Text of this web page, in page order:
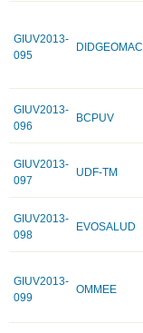
GIUV2013-
095
DIDGEOMAC
GIUV2013-
096
BCPUV
GIUV2013-
097
UDF-TM
GIUV2013-
098
EVOSALUD
GIUV2013-
099
OMMEE